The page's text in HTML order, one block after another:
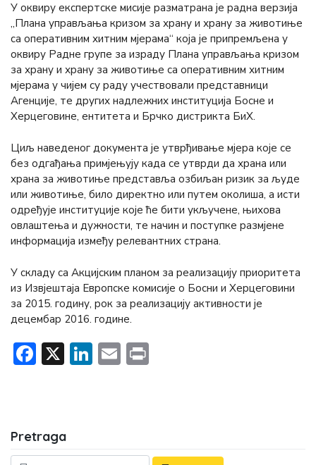
У оквиру експертске мисије разматрана је радна верзија
„Плана управљања кризом за храну и храну за животиње
са оперативним хитним мјерама“ која је припремљена у
оквиру Радне групе за израду Плана управљања кризом
за храну и храну за животиње са оперативним хитним
мјерама у чијем су раду учествовали представници
Агенције, те других надлежних институција Босне и
Херцеговине, ентитета и Брчко дистрикта БиХ.
Циљ наведеног документа је утврђивање мјера које се
без одгађања примјењују када се утврди да храна или
храна за животиње представља озбиљан ризик за људе
или животиње, било директно или путем околиша, а исти
одређује институције које ће бити укључене, њихова
овлаштења и дужности, те начин и поступке размјене
информација између релевантних страна.
У складу са Акцијским планом за реализацију приоритета
из Извјештаја Европске комисије о Босни и Херцеговини
за 2015. годину, рок за реализацију активности је
децембар 2016. године.
Facebook
X LinkedIn
Email
Pretraga